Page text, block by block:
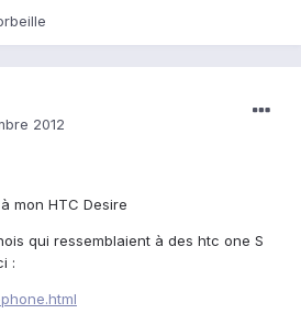
2012
mon HTC Desire
qui ressemblaient à des htc one S
: